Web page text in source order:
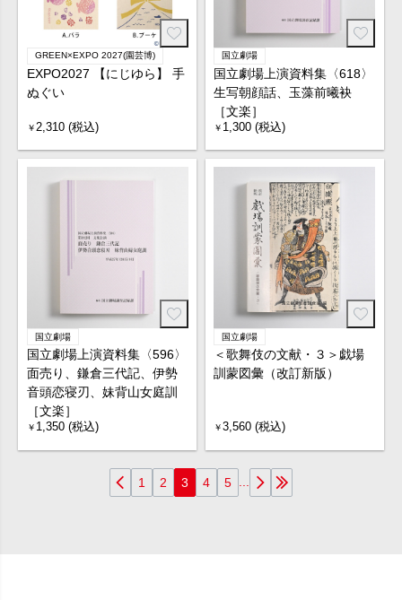
GREEN×EXPO 2027(園芸博)
EXPO2027 【にじゆら】 手
ぬぐい
￥ 2,310 (税込)
国立劇場
国立劇場上演資料集〈618〉
生写朝顔話、玉藻前曦袂
［文楽］
￥ 1,300 (税込)
国立劇場
国立劇場上演資料集〈596〉
面売り、鎌倉三代記、伊勢
音頭恋寝刃、妹背山女庭訓
［文楽］
￥ 1,350 (税込)
国立劇場
＜歌舞伎の文献・３＞戯場
訓蒙図彙（改訂新版）
￥3,560 (税込)
1 2 3 4 5